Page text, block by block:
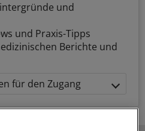
und
und Praxis-Tipps
Berichte und
für den Zugang